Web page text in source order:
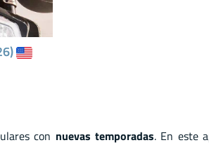
con nuevas temporadas. En este